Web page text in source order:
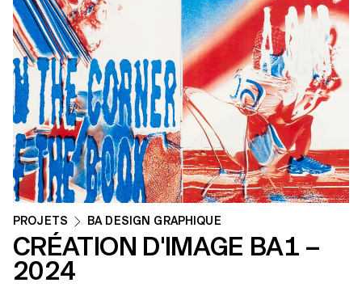
PROJETS BA DESIGN GRAPHIQUE
CRÉATION D'IMAGE BA1 –
2024